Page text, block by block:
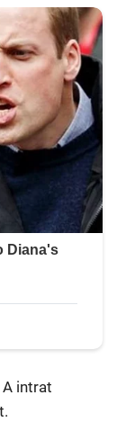
intrat